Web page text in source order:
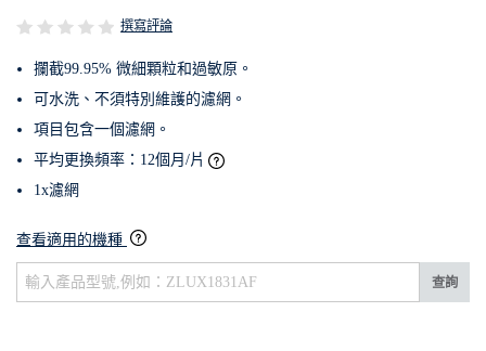
撰寫評論
攔截99.95% 微細顆粒和過敏原。
可水洗、不須特別維護的濾網。
項目包含一個濾網。
平均更換頻率：12個月/片
1x濾網
查看適用的機種
查詢